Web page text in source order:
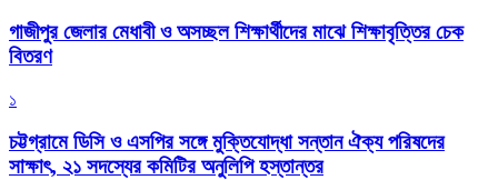
গাজীপুর জেলার মেধাবী ও অসচ্ছল শিক্ষার্থীদের মাঝে শিক্ষাবৃত্তির চেক
বিতরণ
১
চট্টগ্রামে ডিসি ও এসপির সঙ্গে মুক্তিযোদ্ধা সন্তান ঐক্য পরিষদের
সাক্ষাৎ, ২১ সদস্যের কমিটির অনুলিপি হস্তান্তর